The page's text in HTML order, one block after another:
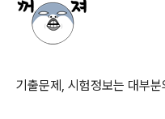
기출문제, 시험정보는 대부